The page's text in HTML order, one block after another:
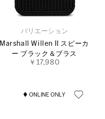
バリエーション
Marshall Willen II スピーカ
ー ブラック＆ブラス
￥17,980